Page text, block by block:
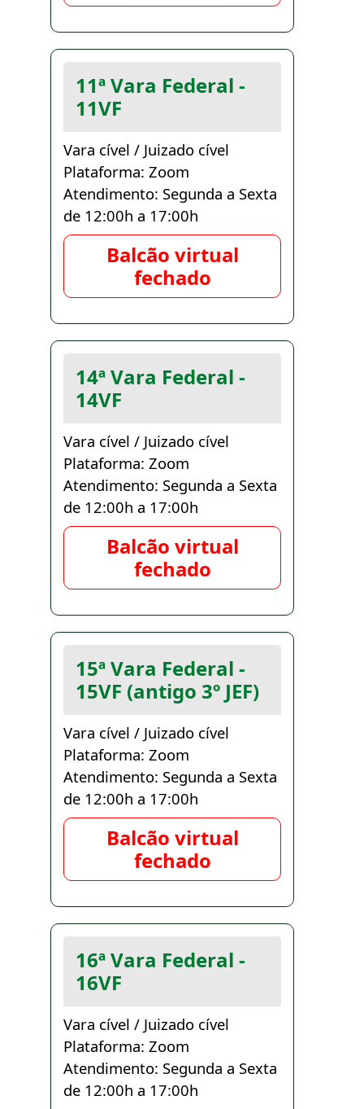
11ª Vara Federal -
11VF
Vara cível / Juizado cível
Plataforma: Zoom
Atendimento: Segunda a Sexta
de 12:00h a 17:00h
Balcão virtual
fechado
14ª Vara Federal -
14VF
Vara cível / Juizado cível
Plataforma: Zoom
Atendimento: Segunda a Sexta
de 12:00h a 17:00h
Balcão virtual
fechado
15ª Vara Federal -
15VF (antigo 3º JEF)
Vara cível / Juizado cível
Plataforma: Zoom
Atendimento: Segunda a Sexta
de 12:00h a 17:00h
Balcão virtual
fechado
16ª Vara Federal -
16VF
Vara cível / Juizado cível
Plataforma: Zoom
Atendimento: Segunda a Sexta
de 12:00h a 17:00h